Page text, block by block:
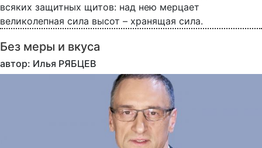
всяких защитных щитов: над нею мерцает
великолепная сила высот – хранящая сила.
Без меры и вкуса
автор: Илья РЯБЦЕВ